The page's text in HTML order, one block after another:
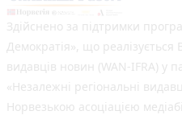
Здійснено за підтримки
Демократія», що реалізується
видавців новин (WAN-IFRA) у
«Незалежні регіональні
Норвезькою асоціацією